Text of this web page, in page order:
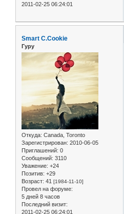
2011-02-25 06:24:01
Smart C.Cookie
Гуру
Откуда: Canada, Toronto
Зарегистрирован: 2010-06-05
Приглашений: 0
Сообщений: 3110
Уважение: +24
Позитив: +29
Возраст: 41 [1984-11-10]
Провел на форуме:
5 дней 8 часов
Последний визит:
2011-02-25 06:24:01